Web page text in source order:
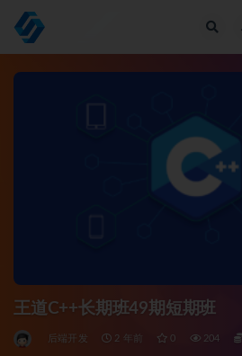
王道C++长期班49期短期班
后端开发 2 年前 0 204